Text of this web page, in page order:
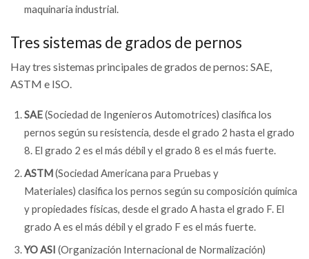
maquinaria industrial.
Tres sistemas de grados de pernos
Hay tres sistemas principales de grados de pernos: SAE,
ASTM e ISO.
SAE(Sociedad de Ingenieros Automotrices) clasifica los
pernos según su resistencia, desde el grado 2 hasta el grado
8. El grado 2 es el más débil y el grado 8 es el más fuerte.
ASTM(Sociedad Americana para Pruebas y
Materiales) clasifica los pernos según su composición química
y propiedades físicas, desde el grado A hasta el grado F. El
grado A es el más débil y el grado F es el más fuerte.
YO ASI (Organización Internacional de Normalización)